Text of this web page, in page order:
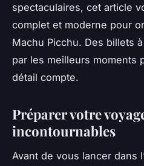
spectaculaires, cet article
complet et moderne pour
Machu Picchu. Des billets
par les meilleurs moments
détail compte.
Préparer votre
incontournables
Avant de vous lancer dans